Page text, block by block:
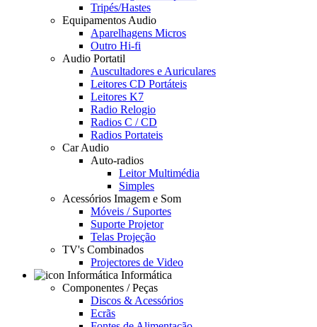
Tripés/Hastes
Equipamentos Audio
Aparelhagens Micros
Outro Hi-fi
Audio Portatil
Auscultadores e Auriculares
Leitores CD Portáteis
Leitores K7
Radio Relogio
Radios C / CD
Radios Portateis
Car Audio
Auto-radios
Leitor Multimédia
Simples
Acessórios Imagem e Som
Móveis / Suportes
Suporte Projetor
Telas Projeção
TV's Combinados
Projectores de Video
Informática
Componentes / Peças
Discos & Acessórios
Ecrãs